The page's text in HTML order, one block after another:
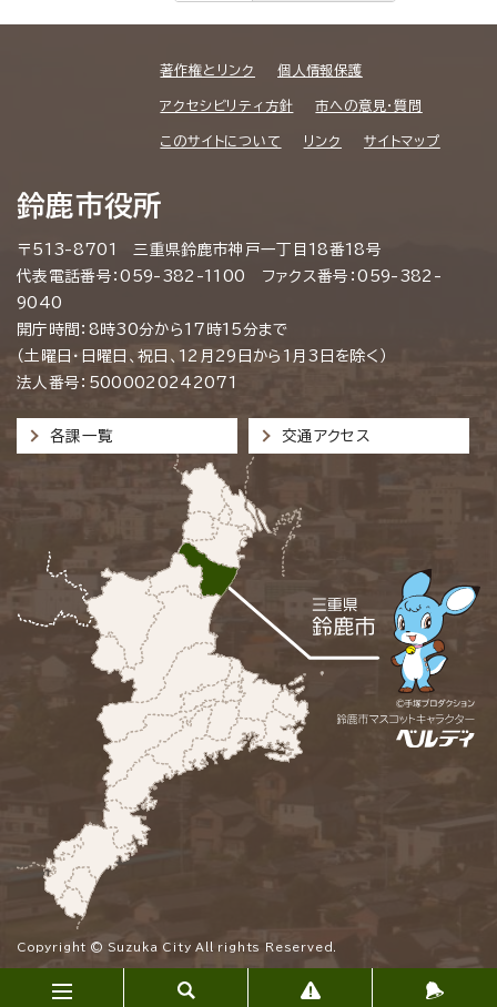
著作権とリンク 個人情報保護
アクセシビリティ方針 市への意見・質問
このサイトについて リンク サイトマップ
鈴鹿市役所
〒513-8701 三重県鈴鹿市神戸一丁目18番18号
代表電話番号：059-382-1100 ファクス番号：059-382-
9040
開庁時間：8時30分から17時15分まで
（土曜日・日曜日、祝日、12月29日から1月3日を除く）
法人番号：5000020242071
各課一覧 交通アクセス
Copyright © Suzuka City All rights Reserved.